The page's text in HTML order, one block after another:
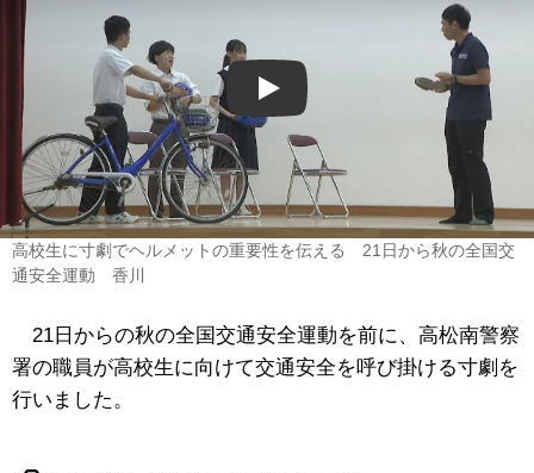
Play
高校生に寸劇でヘルメットの重要性を伝える 21日から秋の全国交
通安全運動 香川
21日からの秋の全国交通安全運動を前に、高松南警察
署の職員が高校生に向けて交通安全を呼び掛ける寸劇を
行いました。